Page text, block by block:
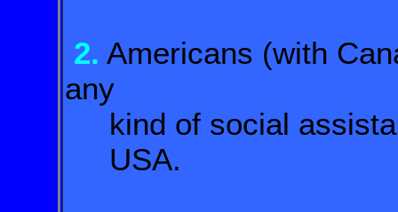
2. Americans (with
any
kind of social
USA.